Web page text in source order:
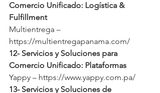
Comercio Unificado: Logística &
Fulfillment
Multientrega –
https://multientregapanama.com/
12- Servicios y Soluciones para
Comercio Unificado: Plataformas
Yappy – https://www.yappy.com.pa/
13- Servicios y Soluciones de